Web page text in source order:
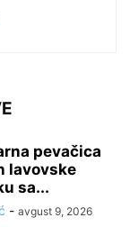
pevačica
lavovske
sa...
- avgust 9, 2026